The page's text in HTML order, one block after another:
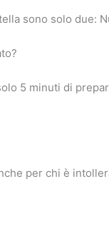
sono solo due:
5 minuti di
per chi è